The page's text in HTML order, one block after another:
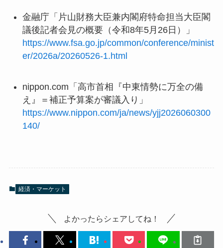
金融庁「片山財務大臣兼内閣府特命担当大臣閣
議後記者会見の概要（令和8年5月26日）」
https://www.fsa.go.jp/common/conference/minist
er/2026a/20260526-1.html
nippon.com「高市首相『中東情勢に万全の備
え』＝補正予算案が審議入り」
https://www.nippon.com/ja/news/yjj2026060300
140/
経済・マーケット
よかったらシェアしてね！